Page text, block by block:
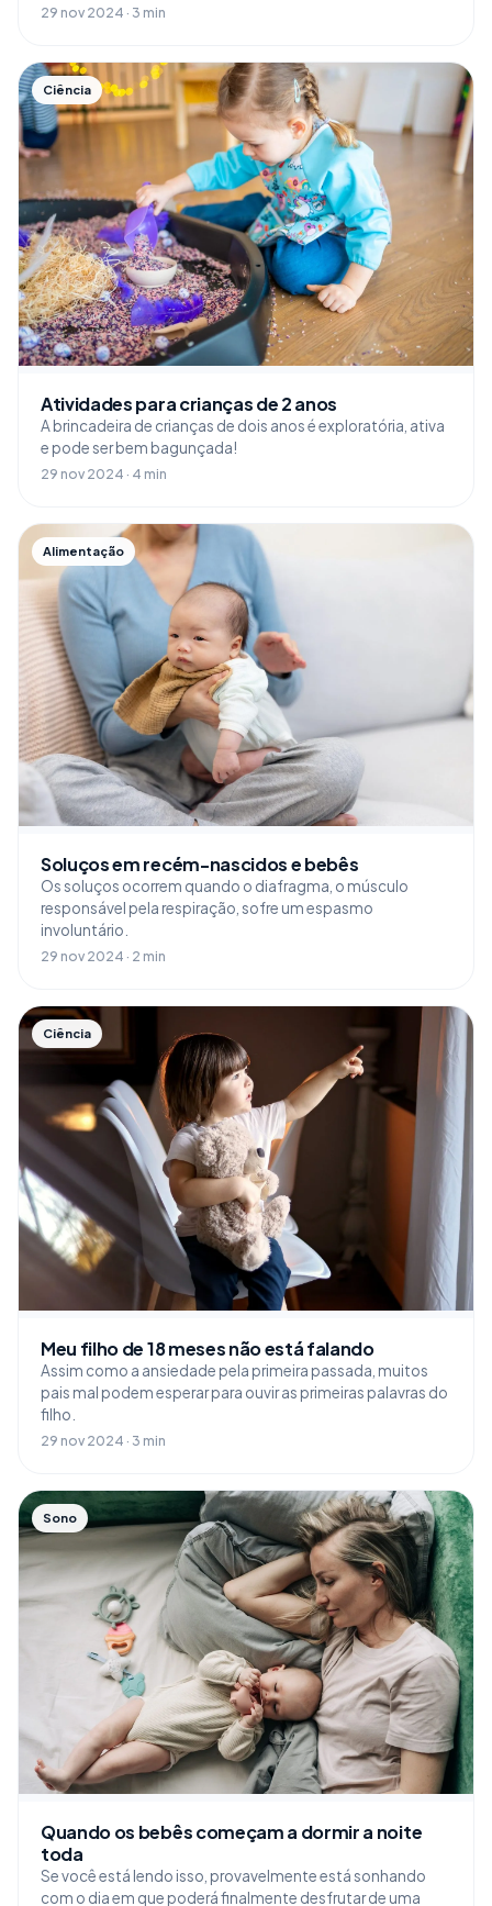
29 nov 2024 · 3 min
Ciência
Atividades para crianças de 2 anos
A brincadeira de crianças de dois anos é exploratória, ativa
e pode ser bem bagunçada!
29 nov 2024 · 4 min
Alimentação
Soluços em recém-nascidos e bebês
Os soluços ocorrem quando o diafragma, o músculo
responsável pela respiração, sofre um espasmo
involuntário.
29 nov 2024 · 2 min
Ciência
Meu filho de 18 meses não está falando
Assim como a ansiedade pela primeira passada, muitos
pais mal podem esperar para ouvir as primeiras palavras do
filho.
29 nov 2024 · 3 min
Sono
Quando os bebês começam a dormir a noite
toda
Se você está lendo isso, provavelmente está sonhando
com o dia em que poderá finalmente desfrutar de uma